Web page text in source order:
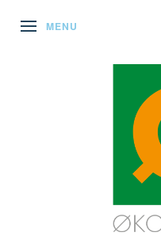
SKIFTE NAVIGATION
MENU